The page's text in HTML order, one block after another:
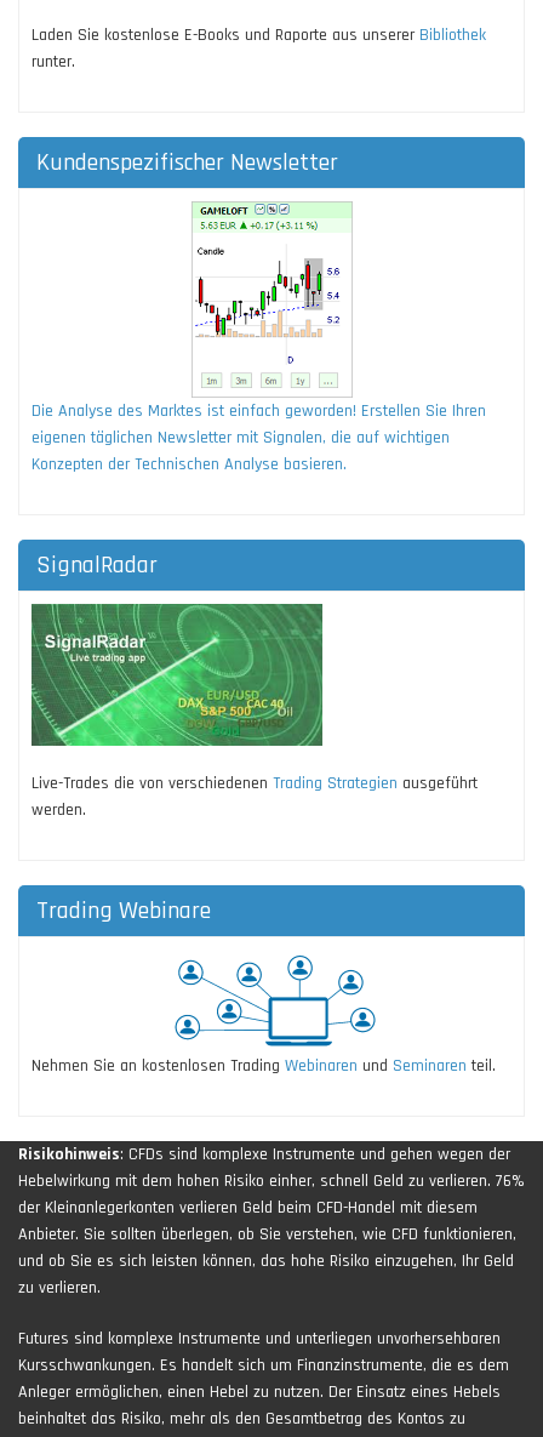
Laden Sie kostenlose E-Books und Raporte aus unserer Bibliothek
runter.
Kundenspezifischer Newsletter
Die Analyse des Marktes ist einfach geworden! Erstellen Sie Ihren
eigenen täglichen Newsletter mit Signalen, die auf wichtigen
Konzepten der Technischen Analyse basieren.
SignalRadar
Live-Trades die von verschiedenen Trading Strategien ausgeführt
werden.
Trading Webinare
Nehmen Sie an kostenlosen Trading Webinaren und Seminaren teil.
Risikohinweis: CFDs sind komplexe Instrumente und gehen wegen der
Hebelwirkung mit dem hohen Risiko einher, schnell Geld zu verlieren. 76%
der Kleinanlegerkonten verlieren Geld beim CFD-Handel mit diesem
Anbieter. Sie sollten überlegen, ob Sie verstehen, wie CFD funktionieren,
und ob Sie es sich leisten können, das hohe Risiko einzugehen, Ihr Geld
zu verlieren.
Futures sind komplexe Instrumente und unterliegen unvorhersehbaren
Kursschwankungen. Es handelt sich um Finanzinstrumente, die es dem
Anleger ermöglichen, einen Hebel zu nutzen. Der Einsatz eines Hebels
beinhaltet das Risiko, mehr als den Gesamtbetrag des Kontos zu